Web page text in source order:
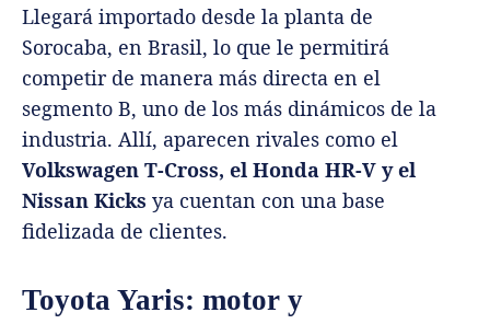
Llegará importado desde la planta de
Sorocaba, en Brasil, lo que le permitirá
competir de manera más directa en el
segmento B, uno de los más dinámicos de la
industria. Allí, aparecen rivales como el
Volkswagen T-Cross, el Honda HR-V y el
Nissan Kicks ya cuentan con una base
fidelizada de clientes.
Toyota Yaris: motor y